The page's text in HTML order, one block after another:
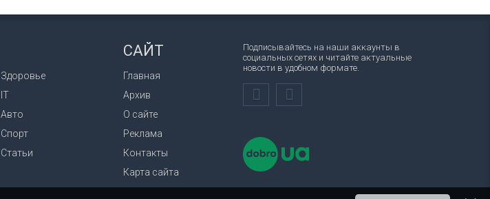
Здоровье
IT
Авто
Спорт
Статьи
САЙТ
Главная
Архив
О сайте
Реклама
Контакты
Карта сайта
Подписывайтесь на наши аккаунты в
социальных сетях и читайте актуальные
новости в удобном формате.